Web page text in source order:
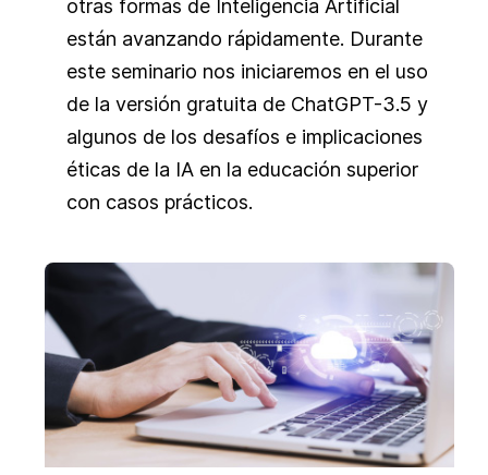
otras formas de Inteligencia Artificial
están avanzando rápidamente. Durante
este seminario nos iniciaremos en el uso
de la versión gratuita de ChatGPT-3.5 y
algunos de los desafíos e implicaciones
éticas de la IA en la educación superior
con casos prácticos.